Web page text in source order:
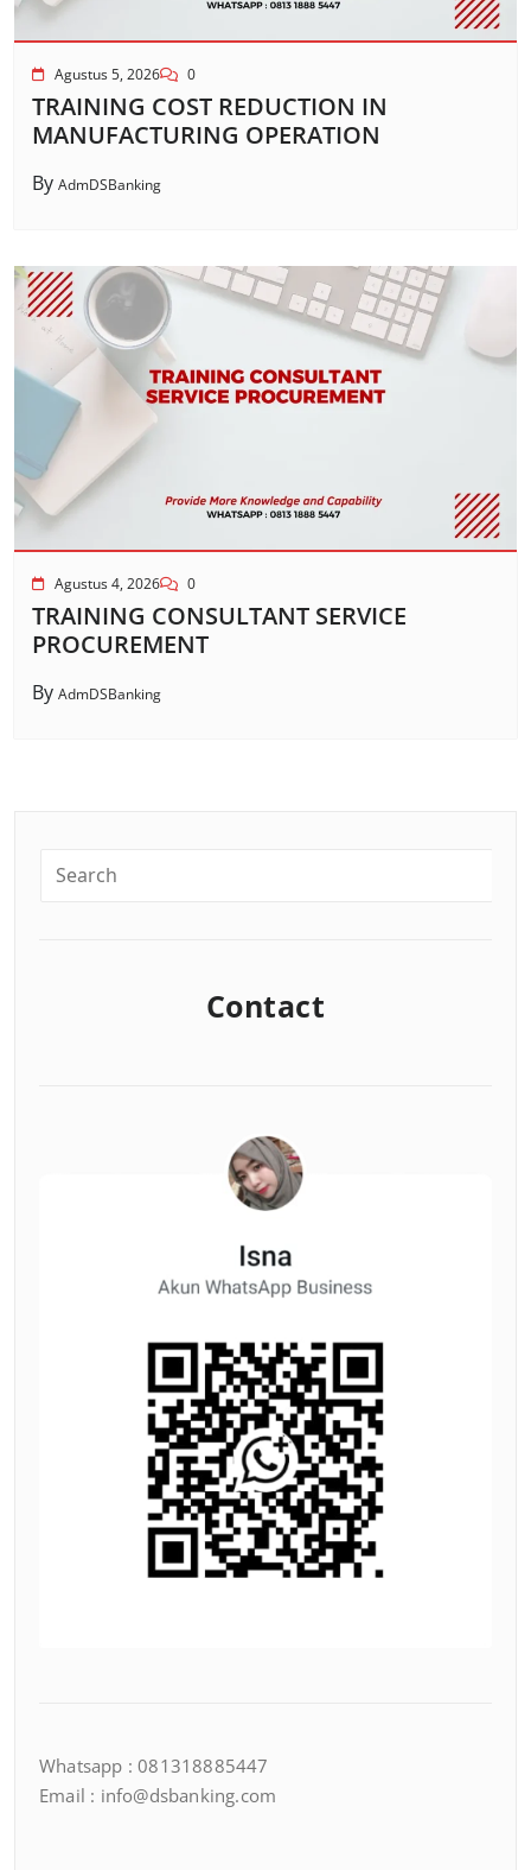
Agustus 5, 2026 0
TRAINING COST REDUCTION IN
MANUFACTURING OPERATION
By AdmDSBanking
Agustus 4, 2026 0
TRAINING CONSULTANT SERVICE
PROCUREMENT
By AdmDSBanking
Contact
Whatsapp : 081318885447
Email : info@dsbanking.com